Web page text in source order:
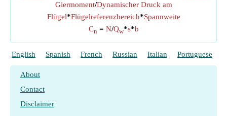
Giermoment/Dynamischer Druck am
Flügel*Flügelreferenzbereich*Spannweite
Cn = N/Qw*s*b
English Spanish French Russian Italian Portuguese
About
Contact
Disclaimer